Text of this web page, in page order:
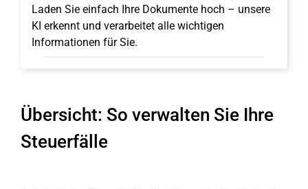
Laden Sie einfach Ihre Dokumente hoch – unsere
KI erkennt und verarbeitet alle wichtigen
Informationen für Sie.
Übersicht: So verwalten Sie Ihre
Steuerfälle